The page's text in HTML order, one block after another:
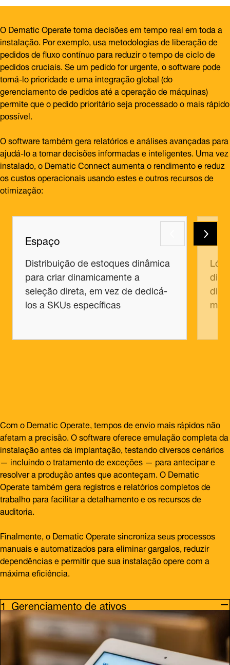
O Dematic Operate toma decisões em tempo real em toda a
instalação. Por exemplo, usa metodologias de liberação de
pedidos de fluxo contínuo para reduzir o tempo de ciclo de
pedidos cruciais. Se um pedido for urgente, o software pode
torná-lo prioridade e uma integração global (do
gerenciamento de pedidos até a operação de máquinas)
permite que o pedido prioritário seja processado o mais rápido
possível.
O software também gera relatórios e análises avançadas para
ajudá-lo a tomar decisões informadas e inteligentes. Uma vez
instalado, o Dematic Connect aumenta o rendimento e reduz
os custos operacionais usando estes e outros recursos de
otimização:
Espaço
Distribuição de estoques dinâmica
para criar dinamicamente a
seleção direta, em vez de dedicá-
los a SKUs específicas
Com o Dematic Operate, tempos de envio mais rápidos não
afetam a precisão. O software oferece emulação completa da
instalação antes da implantação, testando diversos cenários
— incluindo o tratamento de exceções — para antecipar e
resolver a produção antes que aconteçam. O Dematic
Operate também gera registros e relatórios completos de
trabalho para facilitar a detalhamento e os recursos de
auditoria.
Finalmente, o Dematic Operate sincroniza seus processos
manuais e automatizados para eliminar gargalos, reduzir
dependências e permitir que sua instalação opere com a
máxima eficiência.
Gerenciamento de ativos